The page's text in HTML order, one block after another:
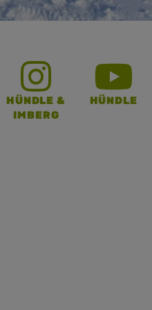
HÜNDLE &
IMBERG
HÜNDLE